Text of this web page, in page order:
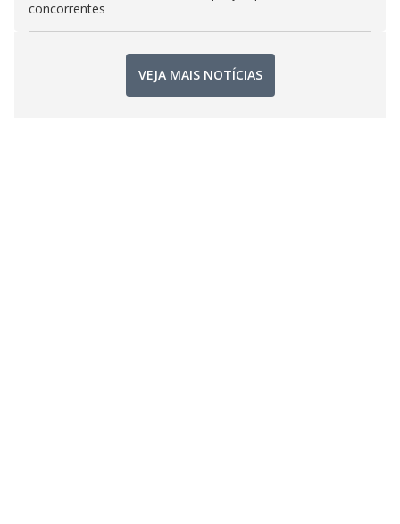
concorrentes
VEJA MAIS NOTÍCIAS